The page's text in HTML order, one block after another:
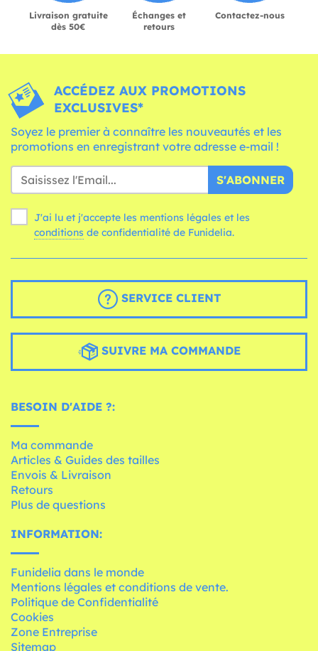
Livraison gratuite
dès 50€
Échanges et
retours
Contactez-nous
ACCÉDEZ AUX PROMOTIONS
EXCLUSIVES*
Soyez le premier à connaître les nouveautés et les
promotions en enregistrant votre adresse e-mail !
S'ABONNER
J'ai lu et j'accepte les mentions légales et les
conditions de confidentialité de Funidelia.
SERVICE CLIENT
SUIVRE MA COMMANDE
BESOIN D'AIDE ?:
Ma commande
Articles & Guides des tailles
Envois & Livraison
Retours
Plus de questions
INFORMATION:
Funidelia dans le monde
Mentions légales et conditions de vente.
Politique de Confidentialité
Cookies
Zone Entreprise
Sitemap